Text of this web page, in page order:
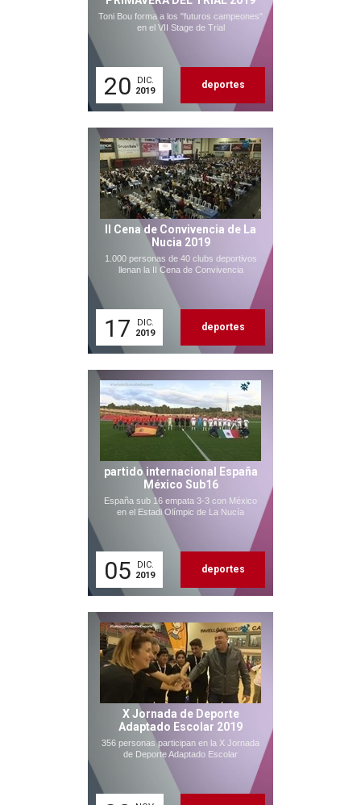
Toni Bou forma a los "futuros campeones"
en el VII Stage de Trial
20
DIC.
2019
deportes
II Cena de Convivencia de La
Nucia 2019
1.000 personas de 40 clubs deportivos
llenan la II Cena de Convivencia
17
DIC.
2019
deportes
partido internacional España
México Sub16
España sub 16 empata 3-3 con México
en el Estadi Olímpic de La Nucía
05
DIC.
2019
deportes
X Jornada de Deporte
Adaptado Escolar 2019
356 personas participan en la X Jornada
de Deporte Adaptado Escolar